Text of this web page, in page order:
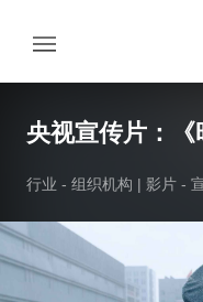
央视宣传片：
行业 - 组织机构 | 影片 -